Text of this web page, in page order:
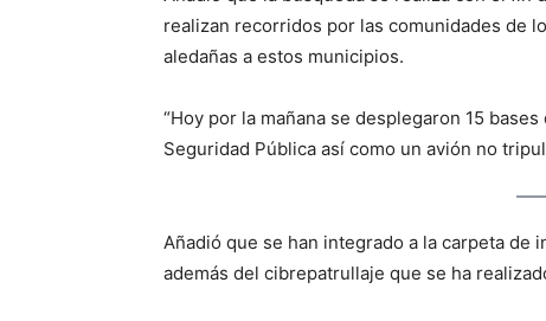
realizan recorridos por las comunidades de
aledañas a estos municipios.
“Hoy por la mañana se desplegaron 15
Seguridad Pública así como un avión no
Añadió que se han integrado a la carpeta
además del cibrepatrullaje que se ha